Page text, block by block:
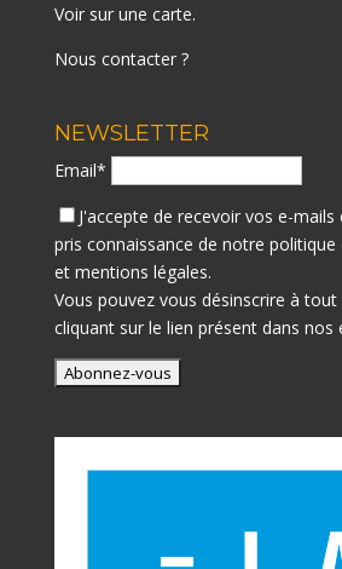
Voir sur une carte.
Nous contacter ?
NEWSLETTER
Email*
J'accepte de recevoir vos e-
pris connaissance de notre politique
et mentions légales.
Vous pouvez vous désinscrire à
cliquant sur le lien présent dans nos